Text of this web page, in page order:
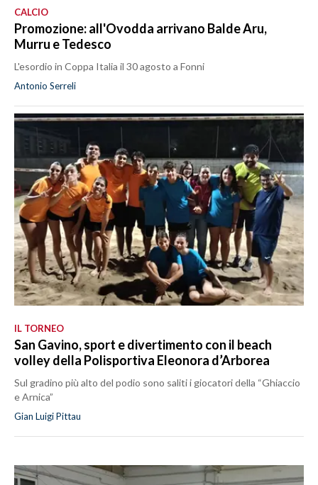
CALCIO
Promozione: all'Ovodda arrivano Balde Aru,
Murru e Tedesco
L'esordio in Coppa Italia il 30 agosto a Fonni
Antonio Serreli
IL TORNEO
San Gavino, sport e divertimento con il beach
volley della Polisportiva Eleonora d’Arborea
Sul gradino più alto del podio sono saliti i giocatori della “Ghiaccio
e Arnica”
Gian Luigi Pittau